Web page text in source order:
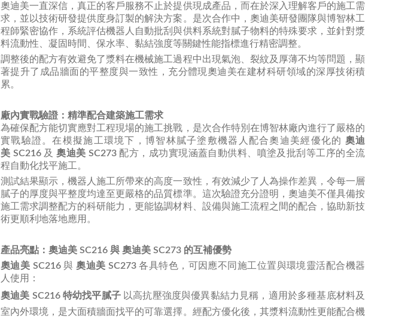
奧迪美一直深信，真正的客戶服務不止於提供現成產品，而在於深入理解客戶的施工需
求，並以技術研發提供度身訂製的解決方案。是次合作中，奧迪美研發團隊與博智林工
程師緊密協作，系統評估機器人自動批刮與供料系統對膩子物料的特殊要求，並針對漿
料流動性、凝固時間、保水率、黏結強度等關鍵性能指標進行精密調整。
調整後的配方有效避免了漿料在機械施工過程中出現氣泡、裂紋及厚薄不均等問題，顯
著提升了成品牆面的平整度與一致性，充分體現奧迪美在建材科研領域的深厚技術積
累。
廠內實戰驗證：精準配合建築施工需求
為確保配方能切實應對工程現場的施工挑戰，是次合作特別在博智林廠內進行了嚴格的
實戰驗證。在模擬施工環境下，博智林膩子塗敷機器人配合奧迪美經優化的 奧迪
美 SC216及奧迪美 SC273配方，成功實現涵蓋自動供料、噴塗及批刮等工序的全流
程自動化找平施工。
測試結果顯示，機器人施工所帶來的高度一致性，有效減少了人為操作差異，令每一層
膩子的厚度與平整度均達至更嚴格的品質標準。這次驗證充分證明，奧迪美不僅具備按
施工需求調整配方的科研能力，更能協調材料、設備與施工流程之間的配合，協助新技
術更順利地落地應用。
產品亮點： 奧迪美 SC216 與 奧迪美 SC273 的互補優勢
奧迪美 SC216 與奧迪美 SC273 各具特色，可因應不同施工位置與環境靈活配合機器
人使用：
奧迪美 SC216 特幼找平膩子以高抗壓強度與優異黏結力見稱，適用於多種基底材料及
室內外環境，是大面積牆面找平的可靠選擇。經配方優化後，其漿料流動性更能配合機